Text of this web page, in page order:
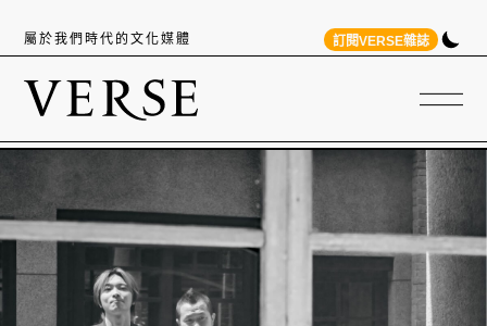
屬於我們時代的文化媒體 訂閱VERSE雜誌